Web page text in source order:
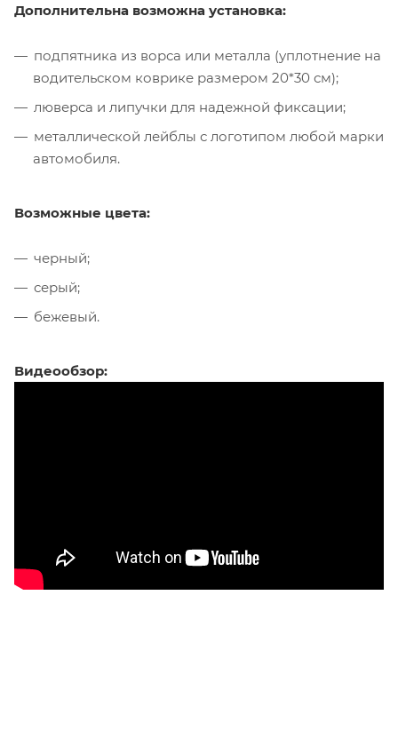
Дополнительна возможна установка:
подпятника из ворса или металла (уплотнение на
водительском коврике размером 20*30 см);
люверса и липучки для надежной фиксации;
металлической лейблы с логотипом любой марки
автомобиля.
Возможные цвета:
черный;
серый;
бежевый.
Видеообзор: